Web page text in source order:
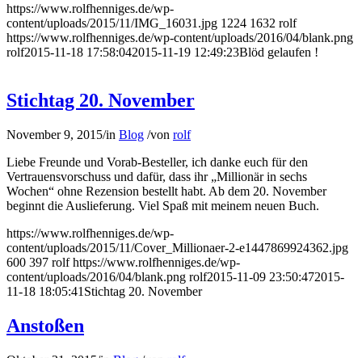
https://www.rolfhenniges.de/wp-
content/uploads/2015/11/IMG_16031.jpg 1224 1632 rolf
https://www.rolfhenniges.de/wp-content/uploads/2016/04/blank.png
rolf2015-11-18 17:58:042015-11-19 12:49:23Blöd gelaufen !
Stichtag 20. November
November 9, 2015/in Blog /von rolf
Liebe Freunde und Vorab-Besteller, ich danke euch für den
Vertrauensvorschuss und dafür, dass ihr „Millionär in sechs
Wochen“ ohne Rezension bestellt habt. Ab dem 20. November
beginnt die Auslieferung. Viel Spaß mit meinem neuen Buch.
https://www.rolfhenniges.de/wp-
content/uploads/2015/11/Cover_Millionaer-2-e1447869924362.jpg
600 397 rolf https://www.rolfhenniges.de/wp-
content/uploads/2016/04/blank.png rolf2015-11-09 23:50:472015-
11-18 18:05:41 Stichtag 20. November
Anstoßen